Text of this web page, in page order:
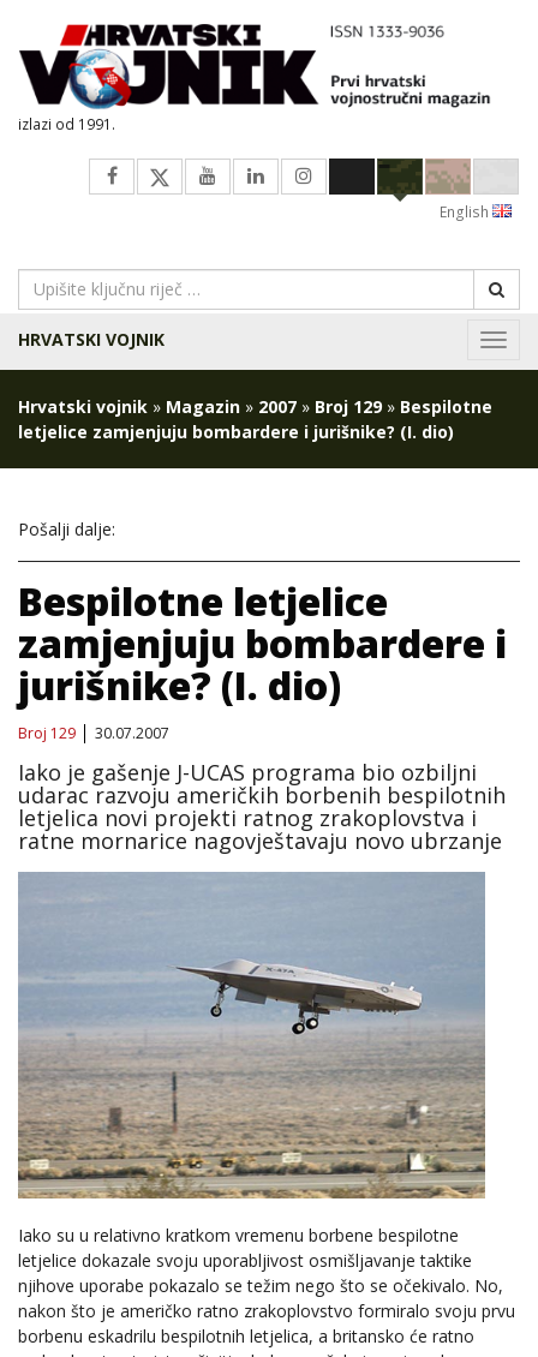
izlazi od 1991.
English
HRVATSKI VOJNIK
Hrvatski vojnik » Magazin » 2007 » Broj 129» Bespilotne
letjelice zamjenjuju bombardere i jurišnike? (I. dio)
Pošalji dalje:
Bespilotne letjelice
zamjenjuju bombardere i
jurišnike? (I. dio)
Broj 129 30.07.2007
Iako je gašenje J-UCAS programa bio ozbiljni
udarac razvoju američkih borbenih bespilotnih
letjelica novi projekti ratnog zrakoplovstva i
ratne mornarice nagovještavaju novo ubrzanje
Iako su u relativno kratkom vremenu borbene bespilotne
letjelice dokazale svoju uporabljivost osmišljavanje taktike
njihove uporabe pokazalo se težim nego što se očekivalo. No,
nakon što je američko ratno zrakoplovstvo formiralo svoju prvu
borbenu eskadrilu bespilotnih letjelica, a britansko će ratno